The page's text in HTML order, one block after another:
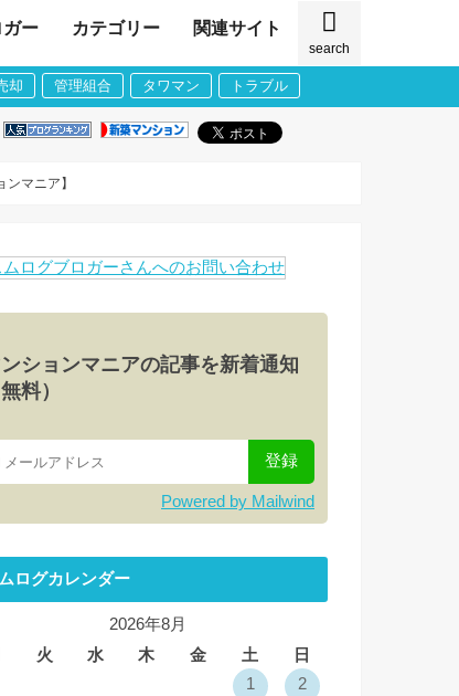
search
ガー カテゴリー 関連サイト
却 管理組合 タワマン トラブル
マニア】
ションマニアの記事を新着通知
無料）
Powered by Mailwind
ログカレンダー
2026年8月
火 水 木 金 土
日
1
2